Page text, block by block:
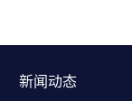
新闻动态